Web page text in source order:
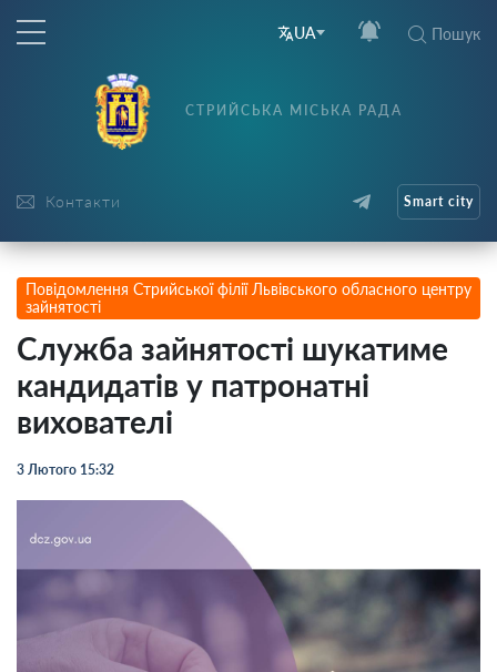
UA Пошук
Контакти
СТРИЙСЬКА МІСЬКА РАДА
Smart city
Повідомлення Стрийської філії Львівського обласного центру
зайнятості
Служба зайнятості шукатиме
кандидатів у патронатні
вихователі
3 Лютого 15:32